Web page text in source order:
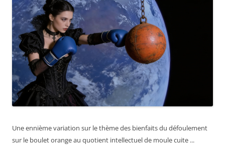
Une ennième variation sur le thème des bienfaits du défoulement
sur le boulet orange au quotient intellectuel de moule cuite ...